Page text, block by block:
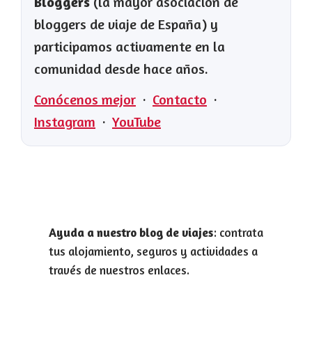
bloggers de viaje de España) y
participamos activamente en la
comunidad desde hace años.
Conócenos mejor · Contacto ·
Instagram · YouTube
Ayuda a nuestro blog de viajes: contrata
tus alojamiento, seguros y actividades a
través de nuestros enlaces.